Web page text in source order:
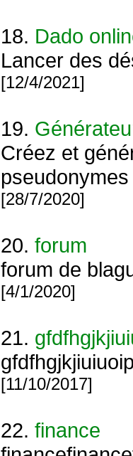
18. Dado
Lancer des
[12/4/2021]
19.
Créez et
[28/7/2020]
20. forum
forum de
[4/1/2020]
21.
[11/10/2017]
22. finance